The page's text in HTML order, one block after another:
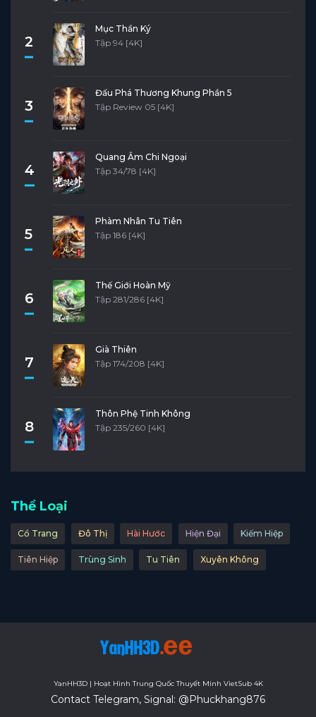
2
Mục Thần Ký
Tập 94 [4K]
3
Đấu Phá Thương Khung Phần 5
Tập Review 05 [4K]
4
Quang Âm Chi Ngoại
Tập 34/78 [4K]
5
Phàm Nhân Tu Tiên
Tập 186 [4K]
6
Thế Giới Hoàn Mỹ
Tập 281/286 [4K]
7
Già Thiên
Tập 174/208 [4K]
8
Thôn Phệ Tinh Không
Tập 235/260 [4K]
Thể Loại
Cổ Trang Đô Thị Hài Hước Hiện Đại Kiếm Hiệp
Tiên Hiệp Trùng Sinh Tu Tiên Xuyên Không
YanHH3D | Hoạt Hình Trung Quốc Thuyết Minh VietSub 4K
Contact Telegram, Signal: @Phuckhang876